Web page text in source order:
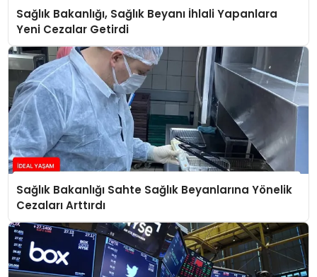
Sağlık Bakanlığı, Sağlık Beyanı İhlali Yapanlara
Yeni Cezalar Getirdi
Sağlık Bakanlığı Sahte Sağlık Beyanlarına Yönelik
Cezaları Arttırdı